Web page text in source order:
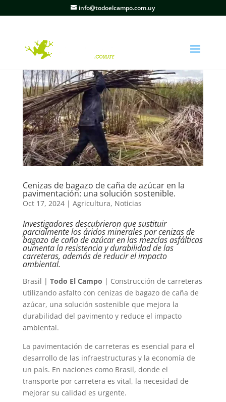
info@todoelcampo.com.uy
Cenizas de bagazo de caña de azúcar en la
pavimentación: una solución sostenible.
Oct 17, 2024| Agricultura, Noticias
Investigadores descubrieron que sustituir
parcialmente los áridos minerales por cenizas de
bagazo de caña de azúcar en las mezclas asfálticas
aumenta la resistencia y durabilidad de las
carreteras, además de reducir el impacto
ambiental.
Brasil | Todo El Campo | Construcción de carreteras
utilizando asfalto con cenizas de bagazo de caña de
azúcar, una solución sostenible que mejora la
durabilidad del pavimento y reduce el impacto
ambiental.
La pavimentación de carreteras es esencial para el
desarrollo de las infraestructuras y la economía de
un país. En naciones como Brasil, donde el
transporte por carretera es vital, la necesidad de
mejorar su calidad es urgente.